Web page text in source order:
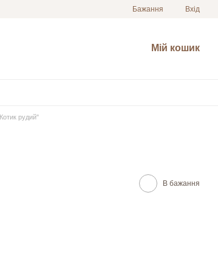
Бажання Вхід
Мій кошик
рудий"
В бажання